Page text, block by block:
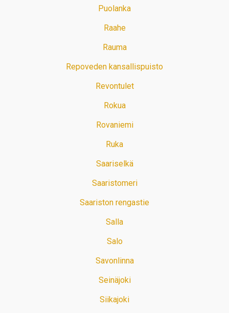
Puolanka
Raahe
Rauma
Repoveden kansallispuisto
Revontulet
Rokua
Rovaniemi
Ruka
Saariselkä
Saaristomeri
Saariston rengastie
Salla
Salo
Savonlinna
Seinäjoki
Siikajoki